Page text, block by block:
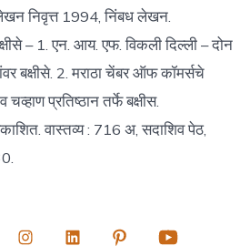
निवृत्त 1994, निंबध लेखन.
– 1. एन. आय. एफ. विकली दिल्ली – दोन
बक्षीसे. 2. मराठा चेंबर ऑफ कॉमर्सचे
प्रतिष्ठान तर्फे बक्षीस.
वास्तव्य : 716 अ, सदाशिव पेठ,